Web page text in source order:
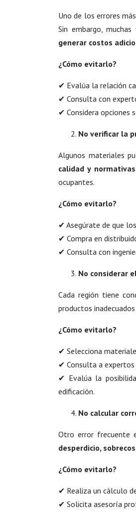
Uno de los errores
Sin embargo,
generar costos
¿Cómo evitarlo?
✔ Evalúa la relación
✔ Consulta con
✔ Considera opciones
No verificar la
Algunos materiales
calidad y
ocupantes.
¿Cómo evitarlo?
✔ Asegúrate de que
✔ Compra en
✔ Consulta con
No considerar
Cada región tiene
productos
¿Cómo evitarlo?
✔ Selecciona
✔ Consulta a
✔ Evalúa la
edificación.
No calcular
Otro error frecuente
desperdicio,
¿Cómo evitarlo?
✔ Realiza un cálculo
✔ Solicita asesoría